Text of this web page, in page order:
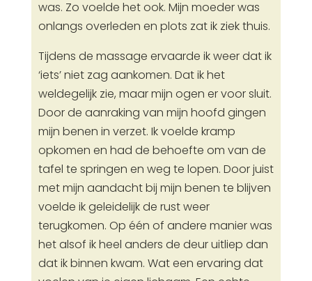
was. Zo voelde het ook. Mijn moeder was
onlangs overleden en plots zat ik ziek thuis.
Tijdens de massage ervaarde ik weer dat ik
‘iets’ niet zag aankomen. Dat ik het
weldegelijk zie, maar mijn ogen er voor sluit.
Door de aanraking van mijn hoofd gingen
mijn benen in verzet. Ik voelde kramp
opkomen en had de behoefte om van de
tafel te springen en weg te lopen. Door juist
met mijn aandacht bij mijn benen te blijven
voelde ik geleidelijk de rust weer
terugkomen. Op één of andere manier was
het alsof ik heel anders de deur uitliep dan
dat ik binnen kwam. Wat een ervaring dat